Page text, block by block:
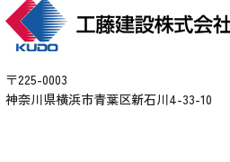
〒225-0003
神奈川県横浜市青葉区新石川4-33-10